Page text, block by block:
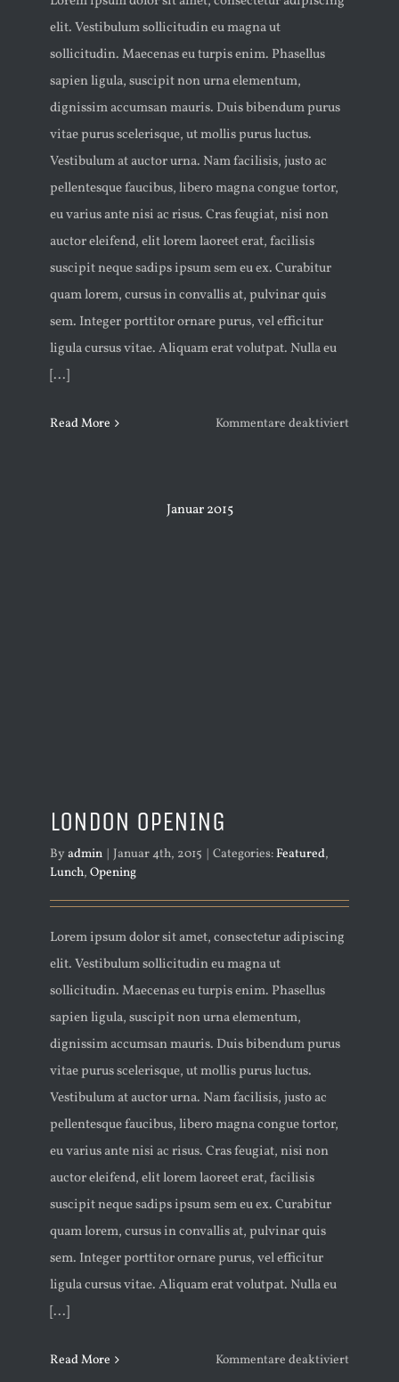
elit. Vestibulum sollicitudin eu magna ut
sollicitudin. Maecenas eu turpis enim. Phasellus
sapien ligula, suscipit non urna elementum,
dignissim accumsan mauris. Duis bibendum purus
vitae purus scelerisque, ut mollis purus luctus.
Vestibulum at auctor urna. Nam facilisis, justo ac
pellentesque faucibus, libero magna congue tortor,
eu varius ante nisi ac risus. Cras feugiat, nisi non
auctor eleifend, elit lorem laoreet erat, facilisis
suscipit neque sadips ipsum sem eu ex. Curabitur
quam lorem, cursus in convallis at, pulvinar quis
sem. Integer porttitor ornare purus, vel efficitur
ligula cursus vitae. Aliquam erat volutpat. Nulla eu
[...]
Read More Kommentare deaktiviertfür
Januar 2015
LONDON OPENING
By admin | Januar 4th, 2015 | Categories: Featured,
Lunch, Opening
Lorem ipsum dolor sit amet, consectetur adipiscing
elit. Vestibulum sollicitudin eu magna ut
sollicitudin. Maecenas eu turpis enim. Phasellus
sapien ligula, suscipit non urna elementum,
dignissim accumsan mauris. Duis bibendum purus
vitae purus scelerisque, ut mollis purus luctus.
Vestibulum at auctor urna. Nam facilisis, justo ac
pellentesque faucibus, libero magna congue tortor,
eu varius ante nisi ac risus. Cras feugiat, nisi non
auctor eleifend, elit lorem laoreet erat, facilisis
suscipit neque sadips ipsum sem eu ex. Curabitur
quam lorem, cursus in convallis at, pulvinar quis
sem. Integer porttitor ornare purus, vel efficitur
ligula cursus vitae. Aliquam erat volutpat. Nulla eu
[...]
Read More Kommentare deaktiviertfür